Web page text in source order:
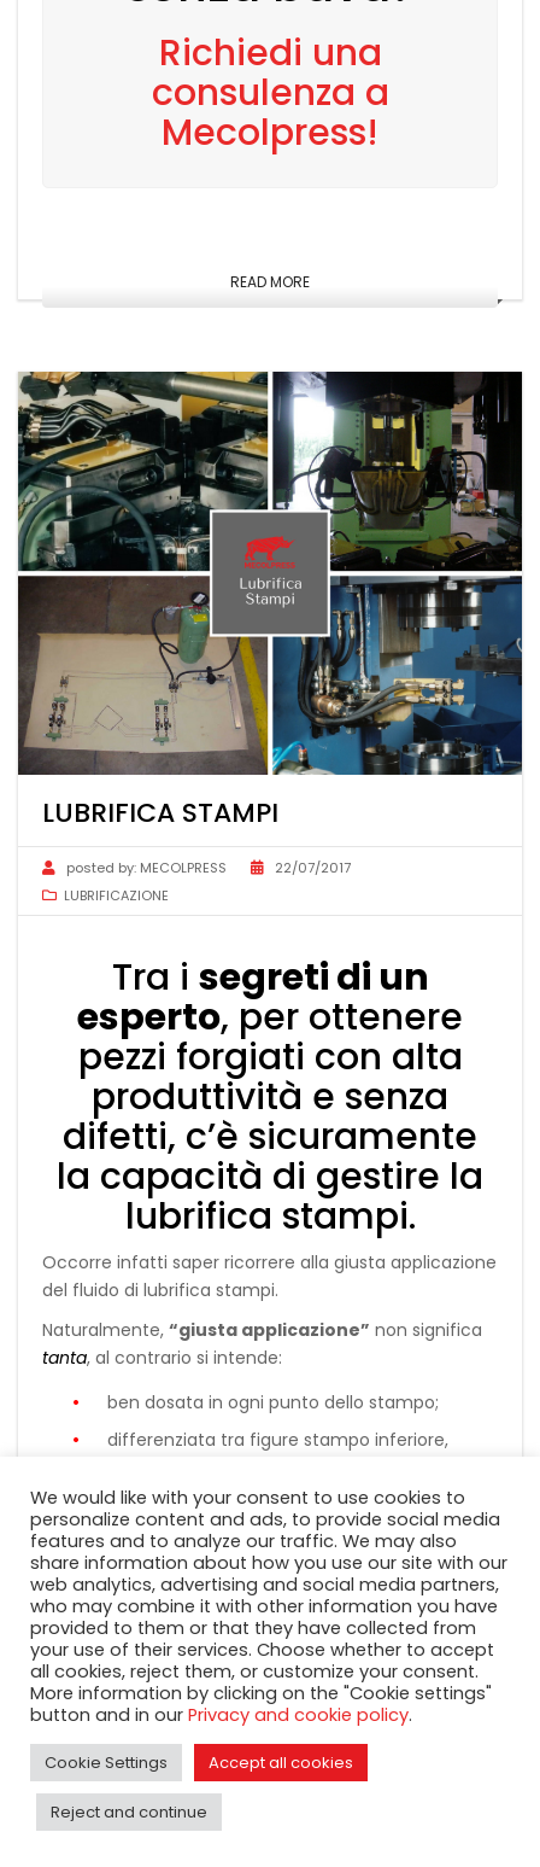
Richiedi una
consulenza a
Mecolpress!
READ MORE
LUBRIFICA STAMPI
posted by: MECOLPRESS
22/07/2017
LUBRIFICAZIONE
Tra i segreti di un
esperto, per ottenere
pezzi forgiati con alta
produttività e senza
difetti, c’è sicuramente
la capacità di gestire la
lubrifica stampi.
Occorre infatti saper ricorrere alla giusta applicazione
del fluido di lubrifica stampi.
Naturalmente, “giusta applicazione” non significa
tanta, al contrario si intende:
ben dosata in ogni punto dello stampo;
differenziata tra figure stampo inferiore,
scorrimento.
Punzoni con scanalature
per permettere la
distribuzione della
lubrifica
We would like with your consent to use cookies to
personalize content and ads, to provide social media
features and to analyze our traffic. We may also
share information about how you use our site with our
web analytics, advertising and social media partners,
who may combine it with other information you have
provided to them or that they have collected from
your use of their services. Choose whether to accept
all cookies, reject them, or customize your consent.
More information by clicking on the "Cookie settings"
button and in our Privacy and cookie policy.
Cookie Settings Accept all cookies
Reject and continue